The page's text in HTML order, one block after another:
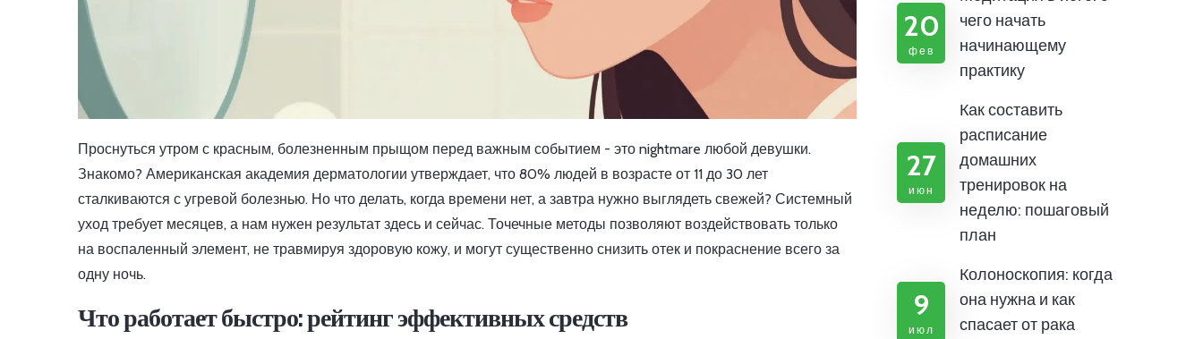
Проснуться утром с красным, болезненным прыщом перед важным событием - это nightmare любой девушки.
Знакомо? Американская академия дерматологии утверждает, что 80% людей в возрасте от 11 до 30 лет
сталкиваются с угревой болезнью. Но что делать, когда времени нет, а завтра нужно выглядеть свежей? Системный
уход требует месяцев, а нам нужен результат здесь и сейчас. Точечные методы позволяют воздействовать только
на воспаленный элемент, не травмируя здоровую кожу, и могут существенно снизить отек и покраснение всего за
одну ночь.
Что работает быстро: рейтинг эффективных средств
20
фев
чего начать
начинающему
практику
27
июн
Как составить
расписание
домашних
тренировок на
неделю: пошаговый
план
9
июл
Колоноскопия: когда
она нужна и как
спасает от рака